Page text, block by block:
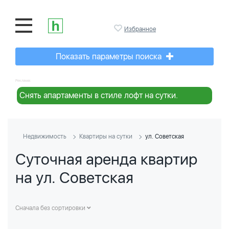
Избранное
Показать параметры поиска
Реклама:
Снять апартаменты в стиле лофт на сутки.
Недвижимость Квартиры на сутки ул. Советская
Суточная аренда квартир
на ул. Советская
Сначала без сортировки